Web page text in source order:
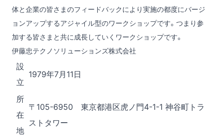
体と企業の皆さまのフィードバックにより実施の都度にバージ
ョンアップするアジャイル型のワークショップです。つまり参
加する皆さまと共に成長していくワークショップです。
伊藤忠テクノソリューションズ株式会社
設
立
1979年7月11日
所
在
地
〒105-6950 東京都港区虎ノ門4-1-1 神谷町トラ
ストタワー